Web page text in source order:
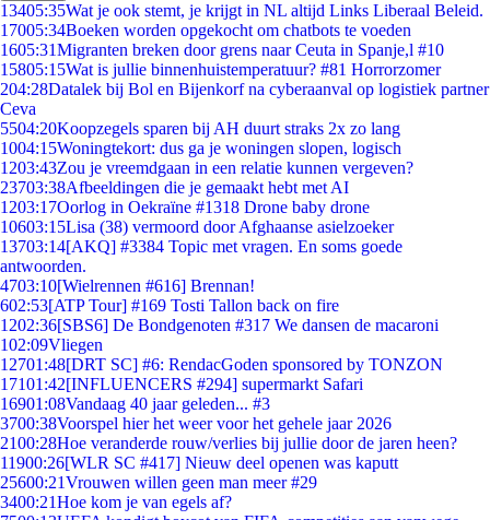
13405:35Wat je ook stemt, je krijgt in NL altijd Links Liberaal Beleid.
17005:34Boeken worden opgekocht om chatbots te voeden
1605:31Migranten breken door grens naar Ceuta in Spanje,l #10
15805:15Wat is jullie binnenhuistemperatuur? #81 Horrorzomer
204:28Datalek bij Bol en Bijenkorf na cyberaanval op logistiek partner
Ceva
5504:20Koopzegels sparen bij AH duurt straks 2x zo lang
1004:15Woningtekort: dus ga je woningen slopen, logisch
1203:43Zou je vreemdgaan in een relatie kunnen vergeven?
23703:38Afbeeldingen die je gemaakt hebt met AI
1203:17Oorlog in Oekraïne #1318 Drone baby drone
10603:15Lisa (38) vermoord door Afghaanse asielzoeker
13703:14[AKQ] #3384 Topic met vragen. En soms goede
antwoorden.
4703:10[Wielrennen #616] Brennan!
602:53[ATP Tour] #169 Tosti Tallon back on fire
1202:36[SBS6] De Bondgenoten #317 We dansen de macaroni
102:09Vliegen
12701:48[DRT SC] #6: RendacGoden sponsored by TONZON
17101:42[INFLUENCERS #294] supermarkt Safari
16901:08Vandaag 40 jaar geleden... #3
3700:38Voorspel hier het weer voor het gehele jaar 2026
2100:28Hoe veranderde rouw/verlies bij jullie door de jaren heen?
11900:26[WLR SC #417] Nieuw deel openen was kaputt
25600:21Vrouwen willen geen man meer #29
3400:21Hoe kom je van egels af?